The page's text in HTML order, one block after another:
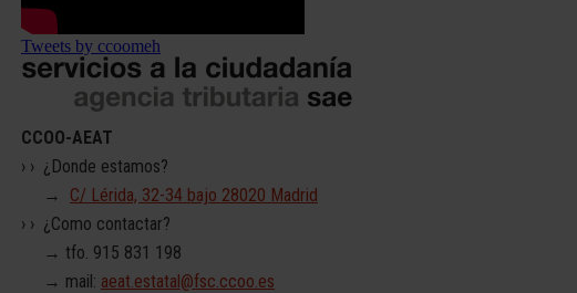
Tweets by ccoomeh
CCOO-AEAT
› › ¿Donde estamos?
→ C/ Lérida, 32-34 bajo 28020 Madrid
› › ¿Como contactar?
→ tfo. 915 831 198
→ mail: aeat.estatal@fsc.ccoo.es